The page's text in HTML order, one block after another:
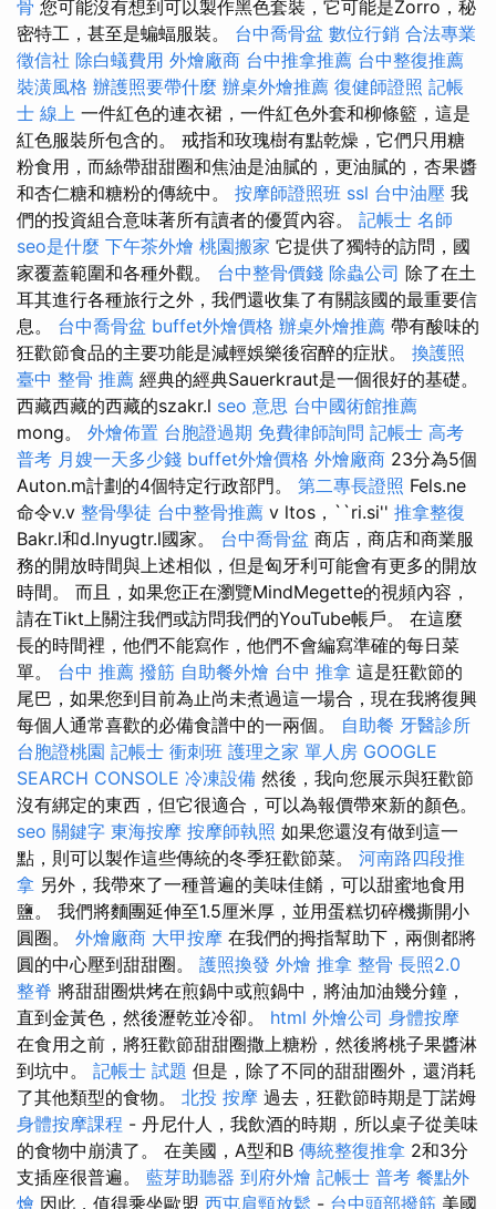
骨 您可能沒有想到可以製作黑色套裝，它可能是Zorro，秘
密特工，甚至是蝙蝠服裝。 台中喬骨盆 數位行銷 合法專業
徵信社 除白蟻費用 外燴廠商 台中推拿推薦 台中整復推薦
裝潢風格 辦護照要帶什麼 辦桌外燴推薦 復健師證照 記帳
士 線上 一件紅色的連衣裙，一件紅色外套和柳條籃，這是
紅色服裝所包含的。 戒指和玫瑰樹有點乾燥，它們只用糖
粉食用，而絲帶甜甜圈和焦油是油膩的，更油膩的，杏果醬
和杏仁糖和糖粉的傳統中。 按摩師證照班 ssl 台中油壓 我
們的投資組合意味著所有讀者的優質內容。 記帳士 名師
seo是什麼 下午茶外燴 桃園搬家 它提供了獨特的訪問，國
家覆蓋範圍和各種外觀。 台中整骨價錢 除蟲公司 除了在土
耳其進行各種旅行之外，我們還收集了有關該國的最重要信
息。 台中喬骨盆 buffet外燴價格 辦桌外燴推薦 帶有酸味的
狂歡節食品的主要功能是減輕娛樂後宿醉的症狀。 換護照
臺中 整骨 推薦 經典的經典Sauerkraut是一個很好的基礎。
西藏西藏的西藏的szakr.l seo 意思 台中國術館推薦
mong。 外燴佈置 台胞證過期 免費律師詢問 記帳士 高考
普考 月嫂一天多少錢 buffet外燴價格 外燴廠商 23分為5個
Auton.m計劃的4個特定行政部門。 第二專長證照 Fels.ne
命令v.v 整骨學徒 台中整骨推薦 v ltos，``ri.si'' 推拿整復
Bakr.l和d.lnyugtr.l國家。 台中喬骨盆 商店，商店和商業服
務的開放時間與上述相似，但是匈牙利可能會有更多的開放
時間。 而且，如果您正在瀏覽MindMegette的視頻內容，
請在Tikt上關注我們或訪問我們的YouTube帳戶。 在這麼
長的時間裡，他們不能寫作，他們不會編寫準確的每日菜
單。 台中 推薦 撥筋 自助餐外燴 台中 推拿 這是狂歡節的
尾巴，如果您到目前為止尚未煮過這一場合，現在我將復興
每個人通常喜歡的必備食譜中的一兩個。 自助餐 牙醫診所
台胞證桃園 記帳士 衝刺班 護理之家 單人房 GOOGLE
SEARCH CONSOLE 冷凍設備 然後，我向您展示與狂歡節
沒有綁定的東西，但它很適合，可以為報價帶來新的顏色。
seo 關鍵字 東海按摩 按摩師執照 如果您還沒有做到這一
點，則可以製作這些傳統的冬季狂歡節菜。 河南路四段推
拿 另外，我帶來了一種普遍的美味佳餚，可以甜蜜地食用
鹽。 我們將麵團延伸至1.5厘米厚，並用蛋糕切碎機撕開小
圓圈。 外燴廠商 大甲按摩 在我們的拇指幫助下，兩側都將
圓的中心壓到甜甜圈。 護照換發 外燴 推拿 整骨 長照2.0
整脊 將甜甜圈烘烤在煎鍋中或煎鍋中，將油加油幾分鐘，
直到金黃色，然後瀝乾並冷卻。 html 外燴公司 身體按摩
在食用之前，將狂歡節甜甜圈撒上糖粉，然後將桃子果醬淋
到坑中。 記帳士 試題 但是，除了不同的甜甜圈外，還消耗
了其他類型的食物。 北投 按摩 過去，狂歡節時期是丁諾姆
身體按摩課程 - 丹尼什人，我飲酒的時期，所以桌子從美味
的食物中崩潰了。 在美國，A型和B 傳統整復推拿 2和3分
支插座很普遍。 藍芽助聽器 到府外燴 記帳士 普考 餐點外
燴 因此，值得乘坐歐盟 西屯肩頸放鬆 - 台中頭部撥筋 美國